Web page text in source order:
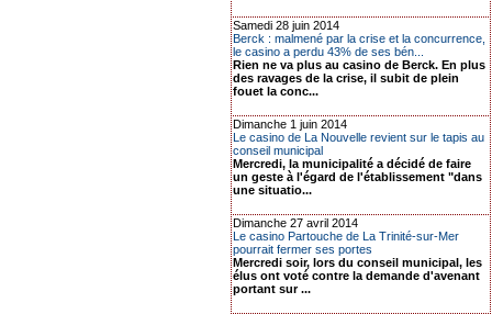
Samedi 28 juin 2014
Berck : malmené par la crise et la concurrence,
le casino a perdu 43% de ses bén...
Rien ne va plus au casino de Berck. En plus
des ravages de la crise, il subit de plein
fouet la conc...
Dimanche 1 juin 2014
Le casino de La Nouvelle revient sur le tapis au
conseil municipal
Mercredi, la municipalité a décidé de faire
un geste à l'égard de l'établissement "dans
une situatio...
Dimanche 27 avril 2014
Le casino Partouche de La Trinité-sur-Mer
pourrait fermer ses portes
Mercredi soir, lors du conseil municipal, les
élus ont voté contre la demande d'avenant
portant sur ...